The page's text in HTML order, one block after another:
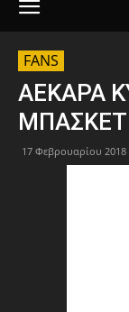
FANS
ΑΕΚΑΡΑ
ΜΠΑΣΚΕΤ
17 Φεβρουαρίου 2018